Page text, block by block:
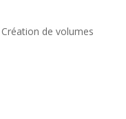
Création de volumes